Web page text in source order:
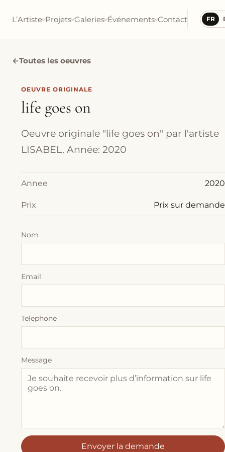
L’Artiste Projets Galeries Événements Contact FR
←Toutes les oeuvres
OEUVRE ORIGINALE
life goes on
Oeuvre originale "life goes on" par l'artiste
LISABEL. Année: 2020
Annee 2020
Prix Prix sur demande
Nom
Email
Telephone
Message
Envoyer la demande